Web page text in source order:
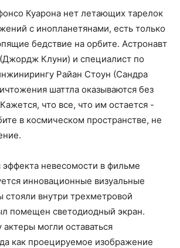
Куарона нет летающих тарелок
с инопланетянами, есть только
бедствие на орбите. Астронавт
Клуни) и специалист по
Райан Стоун (Сандра
шаттла оказываются без
что все, что им остается -
в космическом пространстве, не
невесомости в фильме
инновационные визуальные
стояли внутри трехметровой
помещен светодиодный экран.
актеры могли оставаться
как проецируемое изображение